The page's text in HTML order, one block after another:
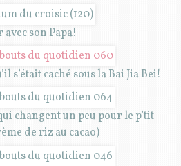
avec son Papa!
s’était caché sous la Bai Jia Bei!
changent un peu pour le p’tit
de riz au cacao)